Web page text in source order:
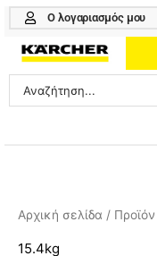
Μετάβαση
περιεχόμενο
Ο λογαριασμός μου
Search
...
PROFESSIONAL
Αρχική σελίδα /
15.4kg